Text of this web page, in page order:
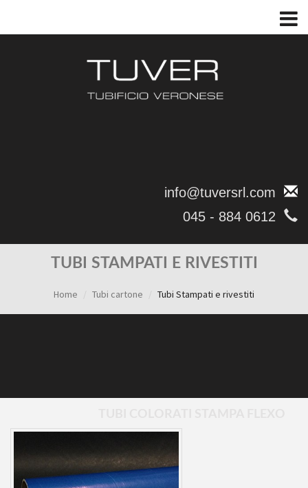
info@tuversrl.com
045 - 884 0612
TUBI STAMPATI E RIVESTITI
Home Tubi cartone Tubi Stampati e rivestiti